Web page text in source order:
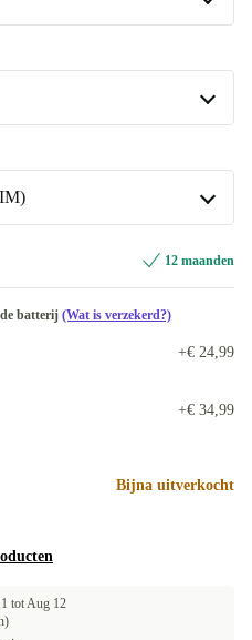
-€ 2,13
+€ 52,60
+€ 106,60
12 maanden
batterij (Wat is verzekerd?)
+€ 24,99
+€ 34,99
Bijna uitverkocht
totAug 12